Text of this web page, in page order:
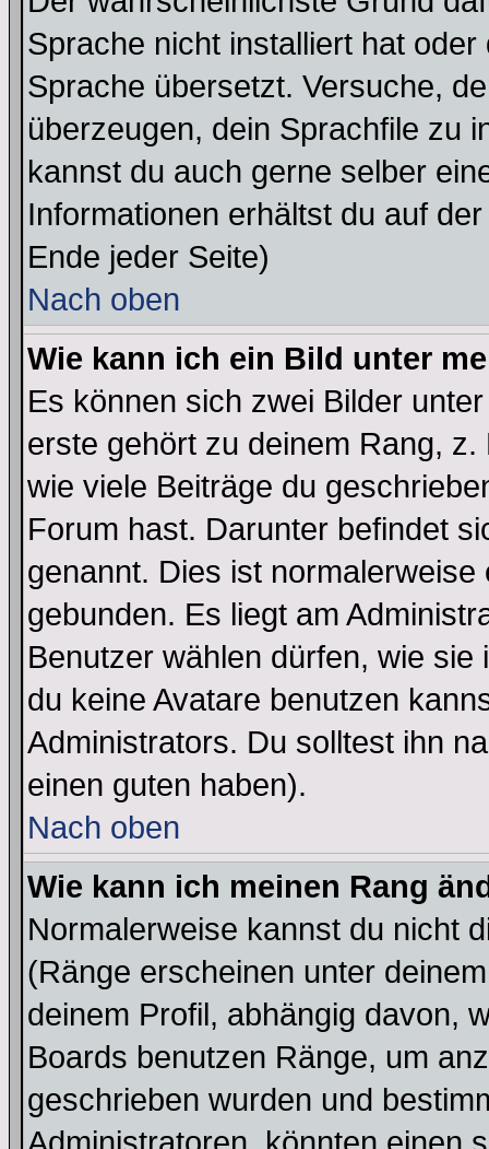
Sprache nicht installiert hat
Sprache übersetzt. Versuche,
überzeugen, dein Sprachfile zu
kannst du auch gerne selber
Informationen erhältst du auf
Ende jeder Seite)
Nach oben
Wie kann ich ein Bild unter
Es können sich zwei Bilder
erste gehört zu deinem Rang,
wie viele Beiträge du
Forum hast. Darunter befindet
genannt. Dies ist
gebunden. Es liegt am
Benutzer wählen dürfen, wie
du keine Avatare benutzen
Administrators. Du solltest ihn
einen guten haben).
Nach oben
Wie kann ich meinen Rang
Normalerweise kannst du nicht
(Ränge erscheinen unter
deinem Profil, abhängig davon,
Boards benutzen Ränge, um
geschrieben wurden und